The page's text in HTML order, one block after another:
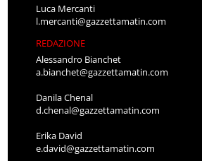
Luca Mercanti
l.mercanti@gazzettamatin.com
REDAZIONE
Alessandro Bianchet
a.bianchet@gazzettamatin.com
Danila Chenal
d.chenal@gazzettamatin.com
Erika David
e.david@gazzettamatin.com